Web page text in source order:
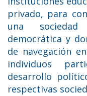
privado, para
una
democrática y
de navegación
individuos
desarrollo
respectivas